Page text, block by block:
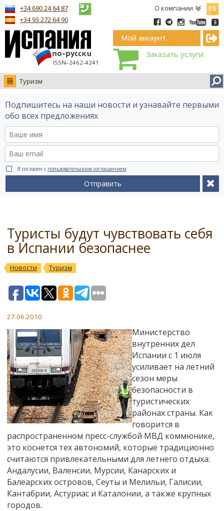
О компании
ISSN–2462-4241
+34 690 24 64 87
+34 93 272 64 90
Мой аккаунт
Заказать услуги
Туризм
Новости
Интервью
Видео Ruso.TV
BCN life
Сервис на немецком
Подпишитесь на наши новости и узнавайте первыми
обо всех предложениях
Я согласен с пользовательским соглашением
Отправить
Туристы будут чувствовать себя
в Испании безопаснее
Новости Туризм
27.06.2010
Министерство
внутренних дел
Испании с 1 июля
усиливает на летний
сезон меры
безопасности в
туристических
районах страны. Как
говорится в
распространенном пресс-службой МВД коммюнике,
это коснется тех автономий, которые традиционно
считаются привлекательными для летнего отдыха:
Андалусии, Валенсии, Мурсии, Канарских и
Балеарских островов, Сеуты и Мелильи, Галисии,
Кантабрии, Астуриас и Каталонии, а также крупных
городов.